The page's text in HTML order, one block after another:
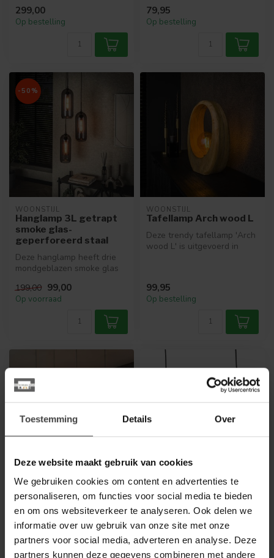
Toestemming Details Over
Deze website maakt gebruik van cookies
We gebruiken cookies om content en advertenties te
personaliseren, om functies voor social media te bieden
en om ons websiteverkeer te analyseren. Ook delen we
informatie over uw gebruik van onze site met onze
partners voor social media, adverteren en analyse. Deze
partners kunnen deze gegevens combineren met andere
299,00
Op bestelling
finish....
79,95
Op bestelling
-50%
WOONSTIJL
Hanglamp 3L getrapt
smoke glas-
geperforeerd staal
Deze hanglamp heeft drie
mondgeblazen smoke glas
zitt...
199,00 99,00
Op voorraad
WOONSTIJL
Tafellamp Arch wood L
Deze trendy tafellamp 'Arch
wood L' is uitgevoerd in
99,95
Op bestelling
WOONSTIJL
Hanglamp Orbit met 4
kappen
Deze trendy hanglamp 'orbit'
is uitgevoerd in mango hout.
De houten spijlen geve...
LABEL51
LABEL51 Hanglamp
Ibiza - Naturel - Jute - 2-
Lichts
Hanglamp Ibiza 2-lichts van
LABEL51 is een